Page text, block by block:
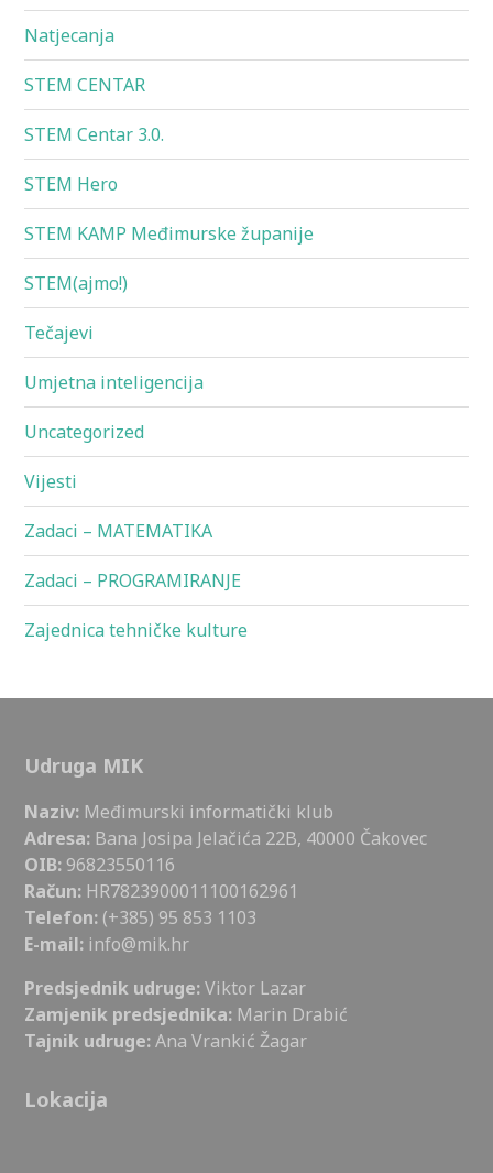
Natjecanja
STEM CENTAR
STEM Centar 3.0.
STEM Hero
STEM KAMP Međimurske županije
STEM(ajmo!)
Tečajevi
Umjetna inteligencija
Uncategorized
Vijesti
Zadaci – MATEMATIKA
Zadaci – PROGRAMIRANJE
Zajednica tehničke kulture
Udruga MIK
Naziv: Međimurski informatički klub
Adresa: Bana Josipa Jelačića 22B, 40000 Čakovec
OIB: 96823550116
Račun: HR7823900011100162961
Telefon: (+385) 95 853 1103
E-mail: info@mik.hr
Predsjednik udruge:Viktor Lazar
Zamjenik predsjednika: Marin Drabić
Tajnik udruge:Ana Vrankić Žagar
Lokacija